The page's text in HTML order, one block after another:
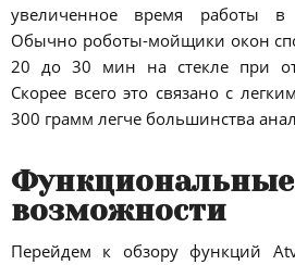
увеличенное время работы
Обычно роботы-мойщики окон
20 до 30 мин на стекле при
Скорее всего это связано с
300 грамм легче большинства
Функциональные
возможности
Перейдем к обзору функций